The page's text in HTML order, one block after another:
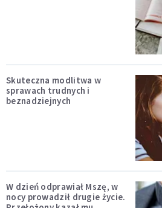
Skuteczna modlitwa w
sprawach trudnych i
beznadziejnych
W dzień odprawiał Mszę, w
nocy prowadził drugie życie.